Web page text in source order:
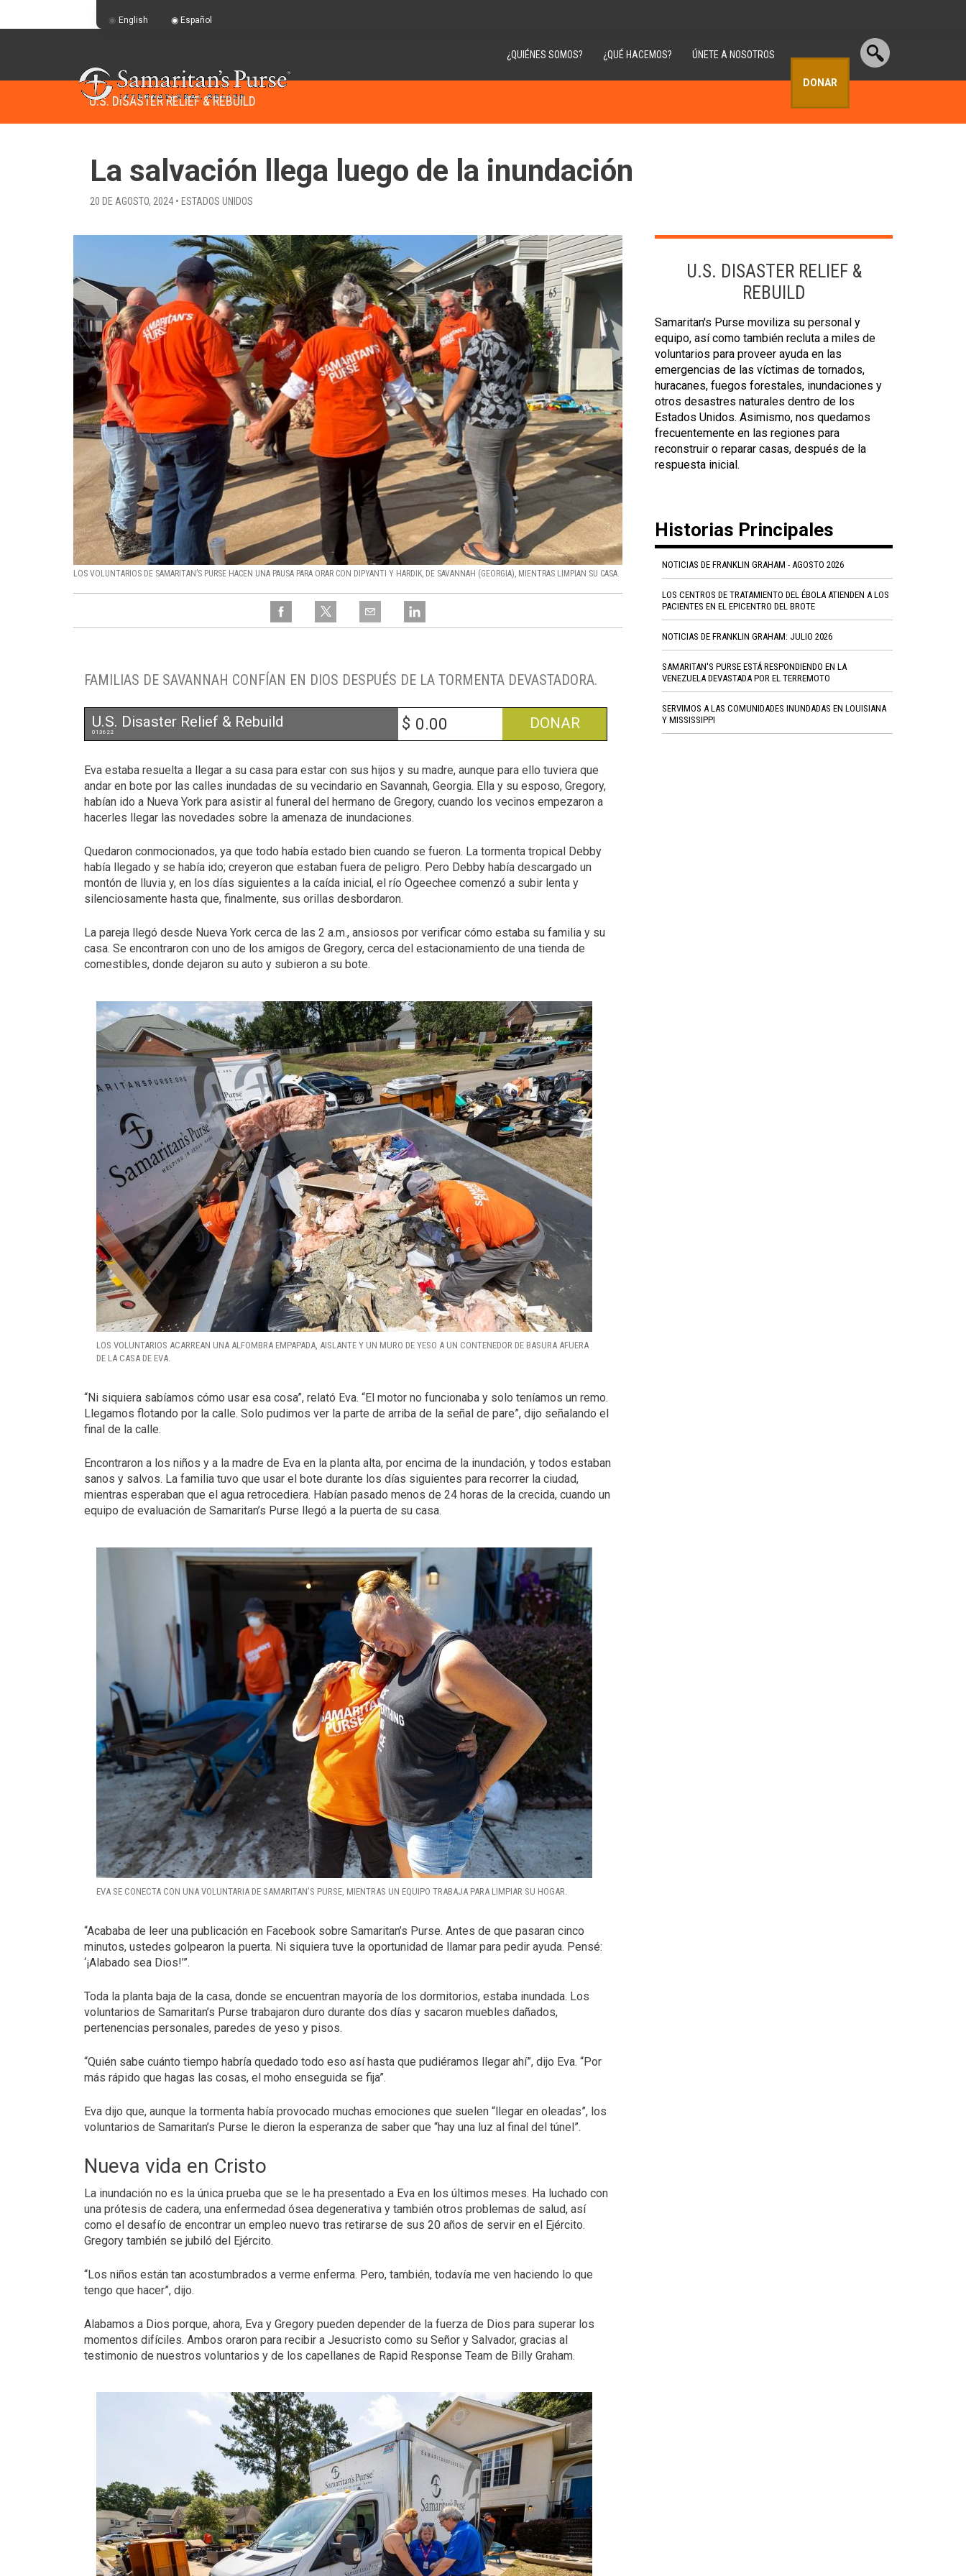
¿QUIÉNES SOMOS? ¿QUÉ HACEMOS? ÚNETE A NOSOTROS
DONAR
U.S. DISASTER RELIEF & REBUILD
La salvación llega luego de la inundación
20 DE AGOSTO, 2024 • ESTADOS UNIDOS
LOS VOLUNTARIOS DE SAMARITAN’S PURSE HACEN UNA PAUSA PARA ORAR CON DIPYANTI Y HARDIK, DE SAVANNAH (GEORGIA), MIENTRAS LIMPIAN SU CASA.
FAMILIAS DE SAVANNAH CONFÍAN EN DIOS DESPUÉS DE LA TORMENTA DEVASTADORA.
U.S. Disaster Relief & Rebuild
013622 $ DONAR
Eva estaba resuelta a llegar a su casa para estar con sus hijos y su madre, aunque para ello tuviera que
andar en bote por las calles inundadas de su vecindario en Savannah, Georgia. Ella y su esposo, Gregory,
habían ido a Nueva York para asistir al funeral del hermano de Gregory, cuando los vecinos empezaron a
hacerles llegar las novedades sobre la amenaza de inundaciones.
Quedaron conmocionados, ya que todo había estado bien cuando se fueron. La tormenta tropical Debby
había llegado y se había ido; creyeron que estaban fuera de peligro. Pero Debby había descargado un
montón de lluvia y, en los días siguientes a la caída inicial, el río Ogeechee comenzó a subir lenta y
silenciosamente hasta que, finalmente, sus orillas desbordaron.
La pareja llegó desde Nueva York cerca de las 2 a.m., ansiosos por verificar cómo estaba su familia y su
casa. Se encontraron con uno de los amigos de Gregory, cerca del estacionamiento de una tienda de
comestibles, donde dejaron su auto y subieron a su bote.
LOS VOLUNTARIOS ACARREAN UNA ALFOMBRA EMPAPADA, AISLANTE Y UN MURO DE YESO A UN CONTENEDOR DE BASURA AFUERA
DE LA CASA DE EVA.
“Ni siquiera sabíamos cómo usar esa cosa”, relató Eva. “El motor no funcionaba y solo teníamos un remo.
Llegamos flotando por la calle. Solo pudimos ver la parte de arriba de la señal de pare”, dijo señalando el
final de la calle.
Encontraron a los niños y a la madre de Eva en la planta alta, por encima de la inundación, y todos estaban
sanos y salvos. La familia tuvo que usar el bote durante los días siguientes para recorrer la ciudad,
mientras esperaban que el agua retrocediera. Habían pasado menos de 24 horas de la crecida, cuando un
equipo de evaluación de Samaritan’s Purse llegó a la puerta de su casa.
EVA SE CONECTA CON UNA VOLUNTARIA DE SAMARITAN’S PURSE, MIENTRAS UN EQUIPO TRABAJA PARA LIMPIAR SU HOGAR.
“Acababa de leer una publicación en Facebook sobre Samaritan’s Purse. Antes de que pasaran cinco
minutos, ustedes golpearon la puerta. Ni siquiera tuve la oportunidad de llamar para pedir ayuda. Pensé:
‘¡Alabado sea Dios!’”.
Toda la planta baja de la casa, donde se encuentran mayoría de los dormitorios, estaba inundada. Los
voluntarios de Samaritan’s Purse trabajaron duro durante dos días y sacaron muebles dañados,
pertenencias personales, paredes de yeso y pisos.
“Quién sabe cuánto tiempo habría quedado todo eso así hasta que pudiéramos llegar ahí”, dijo Eva. “Por
más rápido que hagas las cosas, el moho enseguida se fija”.
Eva dijo que, aunque la tormenta había provocado muchas emociones que suelen “llegar en oleadas”, los
voluntarios de Samaritan’s Purse le dieron la esperanza de saber que “hay una luz al final del túnel”.
Nueva vida en Cristo
La inundación no es la única prueba que se le ha presentado a Eva en los últimos meses. Ha luchado con
una prótesis de cadera, una enfermedad ósea degenerativa y también otros problemas de salud, así
como el desafío de encontrar un empleo nuevo tras retirarse de sus 20 años de servir en el Ejército.
Gregory también se jubiló del Ejército.
“Los niños están tan acostumbrados a verme enferma. Pero, también, todavía me ven haciendo lo que
tengo que hacer”, dijo.
Alabamos a Dios porque, ahora, Eva y Gregory pueden depender de la fuerza de Dios para superar los
momentos difíciles. Ambos oraron para recibir a Jesucristo como su Señor y Salvador, gracias al
testimonio de nuestros voluntarios y de los capellanes de Rapid Response Team de Billy Graham.
U.S. DISASTER RELIEF &
REBUILD
Samaritan's Purse moviliza su personal y
equipo, así como también recluta a miles de
voluntarios para proveer ayuda en las
emergencias de las víctimas de tornados,
huracanes, fuegos forestales, inundaciones y
otros desastres naturales dentro de los
Estados Unidos. Asimismo, nos quedamos
frecuentemente en las regiones para
reconstruir o reparar casas, después de la
respuesta inicial.
Historias Principales
NOTICIAS DE FRANKLIN GRAHAM - AGOSTO 2026
LOS CENTROS DE TRATAMIENTO DEL ÉBOLA ATIENDEN A LOS
PACIENTES EN EL EPICENTRO DEL BROTE
NOTICIAS DE FRANKLIN GRAHAM: JULIO 2026
SAMARITAN'S PURSE ESTÁ RESPONDIENDO EN LA
VENEZUELA DEVASTADA POR EL TERREMOTO
SERVIMOS A LAS COMUNIDADES INUNDADAS EN LOUISIANA
Y MISSISSIPPI
English Español